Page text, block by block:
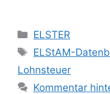
Kategorien
ELSTER
Schlagwörter
ELStAM-
Lohnsteuer
Kommentar